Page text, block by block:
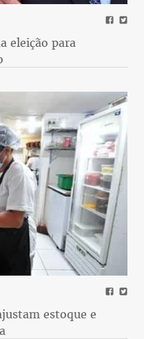
eleição para
estoque e